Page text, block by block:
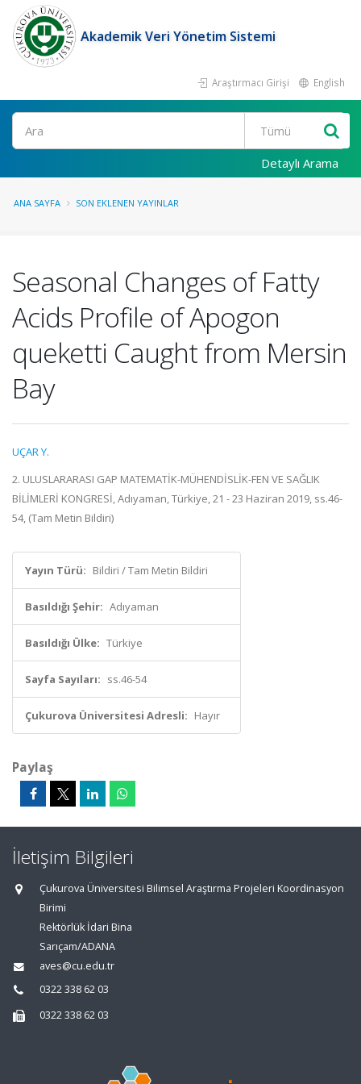
Akademik Veri Yönetim Sistemi
Araştırmacı Girişi English
Ara
Detaylı Arama
ANA SAYFA SON EKLENEN YAYINLAR
Seasonal Changes of Fatty
Acids Profile of Apogon
queketti Caught from Mersin
Bay
UÇAR Y.
2. ULUSLARARASI GAP MATEMATİK-MÜHENDİSLİK-FEN VE SAĞLIK
BİLİMLERİ KONGRESİ, Adıyaman, Türkiye, 21 - 23 Haziran 2019, ss.46-
54, (Tam Metin Bildiri)
Yayın Türü: Bildiri / Tam Metin Bildiri
Basıldığı Şehir: Adıyaman
Basıldığı Ülke: Türkiye
Sayfa Sayıları: ss.46-54
Çukurova Üniversitesi Adresli: Hayır
Paylaş
İletişim Bilgileri
Çukurova Üniversitesi Bilimsel Araştırma Projeleri Koordinasyon
Birimi
Rektörlük İdari Bina
Sarıçam/ADANA
aves@cu.edu.tr
0322 338 62 03
0322 338 62 03